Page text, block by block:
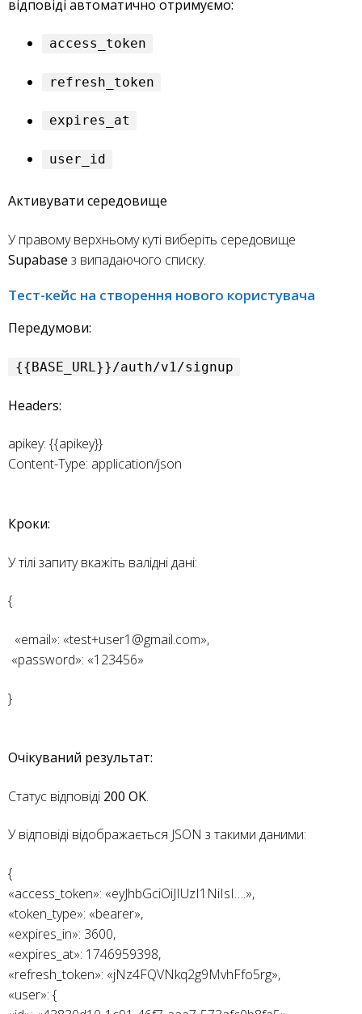
відповіді автоматично отримуємо:
access_token
refresh_token
expires_at
user_id
Активувати середовище
У правому верхньому куті виберіть середовище
Supabase з випадаючого списку.
Тест-кейс на створення нового користувача
Передумови:
{{BASE_URL}}/auth/v1/signup
Headers:
apikey: {{apikey}}
Content-Type: application/json
Кроки:
У тілі запиту вкажіть валідні дані:
{
«email»: «test+user1@gmail.com»,
«password»: «123456»
}
Очікуваний результат:
Статус відповіді 200 OK.
У відповіді відображається JSON з такими даними:
{
«access_token»: «eyJhbGciOiJIUzI1NiIsI….»,
«token_type»: «bearer»,
«expires_in»: 3600,
«expires_at»: 1746959398,
«refresh_token»: «jNz4FQVNkq2g9MvhFfo5rg»,
«user»: {